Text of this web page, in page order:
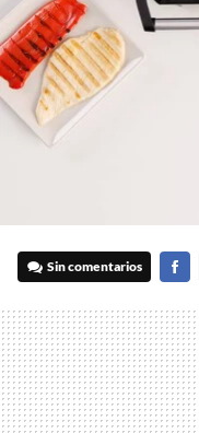
Sin comentarios